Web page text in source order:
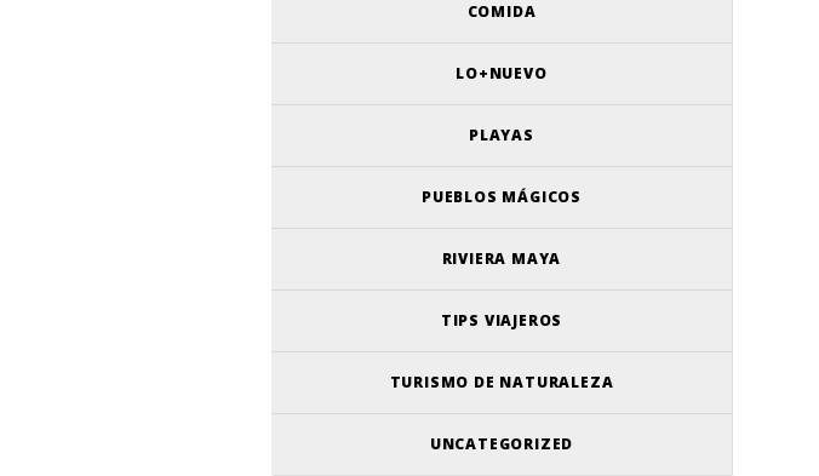
COMIDA
LO+NUEVO
PLAYAS
PUEBLOS MÁGICOS
RIVIERA MAYA
TIPS VIAJEROS
TURISMO DE NATURALEZA
UNCATEGORIZED